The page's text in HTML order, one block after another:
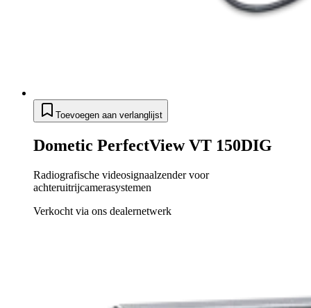
Toevoegen aan verlanglijst
Dometic PerfectView VT 150DIG
Radiografische videosignaalzender voor
achteruitrijcamerasystemen
Verkocht via ons dealernetwerk